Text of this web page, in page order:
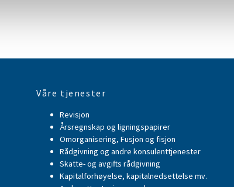
Våre tjenester
Revisjon
Årsregnskap og ligningspapirer
Omorganisering, Fusjon og fisjon
Rådgivning og andre konsulenttjenester
Skatte- og avgifts rådgivning
Kapitalforhøyelse, kapitalnedsettelse mv.